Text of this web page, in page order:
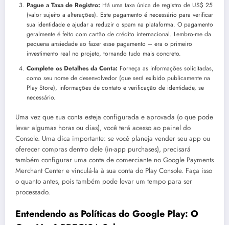
Pague a Taxa de Registro: Há uma taxa única de registro de US$ 25
(valor sujeito a alterações). Este pagamento é necessário para verificar
sua identidade e ajudar a reduzir o spam na plataforma. O pagamento
geralmente é feito com cartão de crédito internacional. Lembro-me da
pequena ansiedade ao fazer esse pagamento – era o primeiro
investimento real no projeto, tornando tudo mais concreto.
Complete os Detalhes da Conta: Forneça as informações solicitadas,
como seu nome de desenvolvedor (que será exibido publicamente na
Play Store), informações de contato e verificação de identidade, se
necessário.
Uma vez que sua conta esteja configurada e aprovada (o que pode
levar algumas horas ou dias), você terá acesso ao painel do
Console. Uma dica importante: se você planeja vender seu app ou
oferecer compras dentro dele (in-app purchases), precisará
também configurar uma conta de comerciante no Google Payments
Merchant Center e vinculá-la à sua conta do Play Console. Faça isso
o quanto antes, pois também pode levar um tempo para ser
processado.
Entendendo as Políticas do Google Play: O